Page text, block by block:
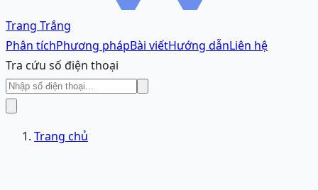
Trang Trắng
Phân tíchPhương phápBài viếtHướng dẫnLiên hệ
Tra cứu số điện thoại
Trang chủ